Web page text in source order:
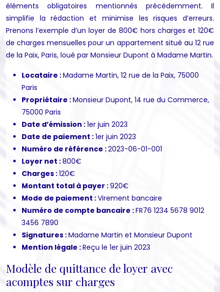
éléments obligatoires mentionnés précédemment. Il
simplifie la rédaction et minimise les risques d’erreurs.
Prenons l’exemple d’un loyer de 800€ hors charges et 120€
de charges mensuelles pour un appartement situé au 12 rue
de la Paix, Paris, loué par Monsieur Dupont à Madame Martin.
Locataire :Madame Martin, 12 rue de la Paix, 75000
Paris
Propriétaire :Monsieur Dupont, 14 rue du Commerce,
75000 Paris
Date d’émission :1er juin 2023
Date de paiement :1er juin 2023
Numéro de référence :2023-06-01-001
Loyer net :800€
Charges :120€
Montant total à payer :920€
Mode de paiement :Virement bancaire
Numéro de compte bancaire :FR76 1234 5678 9012
3456 7890
Signatures :Madame Martin et Monsieur Dupont
Mention légale :Reçu le 1er juin 2023
Modèle de quittance de loyer avec
acomptes sur charges